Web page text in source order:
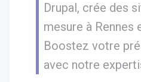
Drupal, crée des
mesure à Rennes
Boostez votre
avec notre